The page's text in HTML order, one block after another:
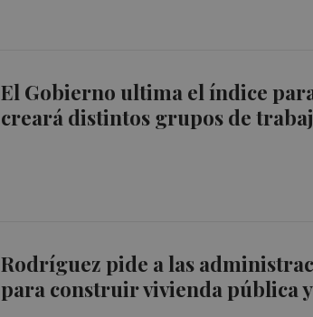
El Gobierno ultima el índice
creará distintos grupos de
Rodríguez pide a las
para construir vivienda pública